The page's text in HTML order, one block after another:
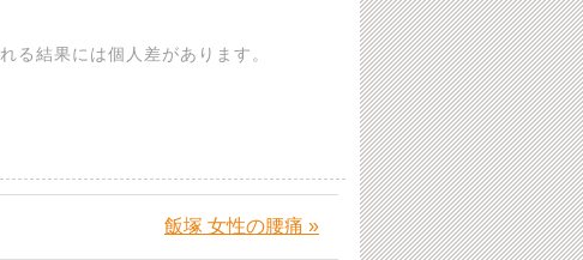
る結果には個人差があります。
飯塚 女性の腰痛 »